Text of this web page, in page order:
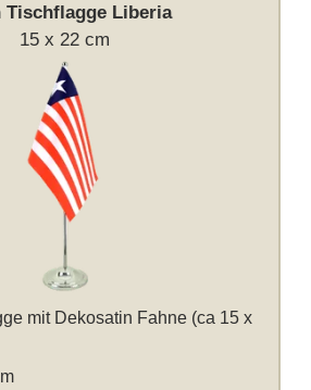
Tischflagge Liberia
15 x 22 cm
mit Dekosatin Fahne (ca 15 x